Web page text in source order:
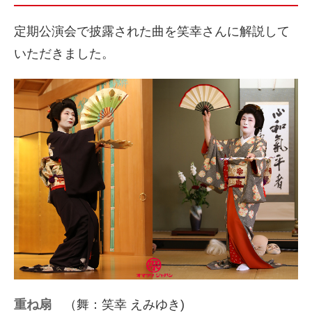
定期公演会で披露された曲を笑幸さんに解説して
いただきました。
重ね扇 （舞：笑幸 えみゆき)